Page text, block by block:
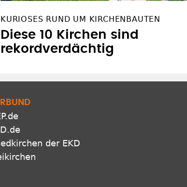
Diese 10 Kirchen sind
rekordverdächtig